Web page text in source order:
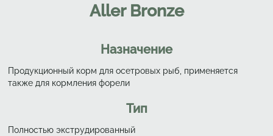
Aller Bronze
Назначение
Продукционный корм для осетровых рыб, применяется
также для кормления форели
Тип
Полностью экструдированный